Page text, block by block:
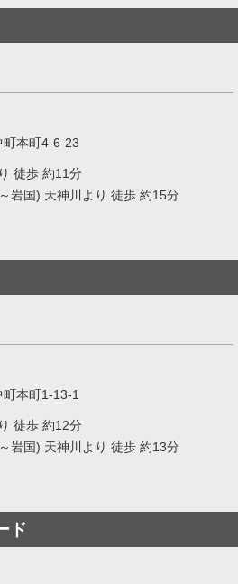
町本町4-6-23
徒歩 約11分
岩国) 天神川より 徒歩 約15分
本町1-13-1
徒歩 約12分
岩国) 天神川より 徒歩 約13分
ド